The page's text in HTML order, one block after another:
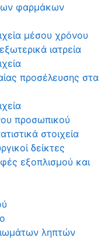
φαρμάκων
μέσου χρόνου
ιατρεία
προσέλευσης στα
προσωπικού
στοιχεία
δείκτες
εξοπλισμού και
ληπτών